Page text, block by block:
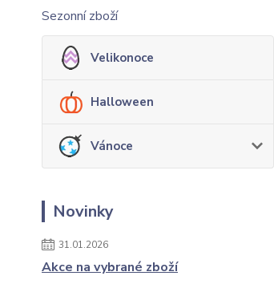
Sezonní zboží
Velikonoce
Halloween
Vánoce
Novinky
31.01.2026
Akce na vybrané zboží